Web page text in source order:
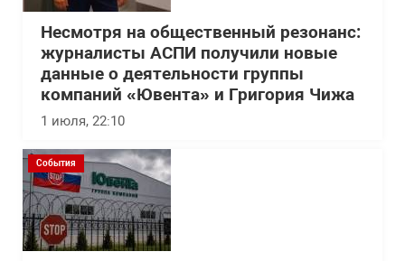
Несмотря на общественный резонанс:
журналисты АСПИ получили новые
данные о деятельности группы
компаний «Ювента» и Григория Чижа
1 июля, 22:10
События